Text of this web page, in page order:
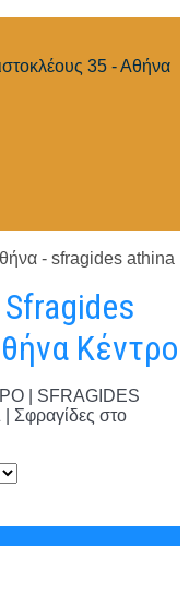
35 - Αθήνα
Κέντρο
| SFRAGIDES
Σφραγίδες στο